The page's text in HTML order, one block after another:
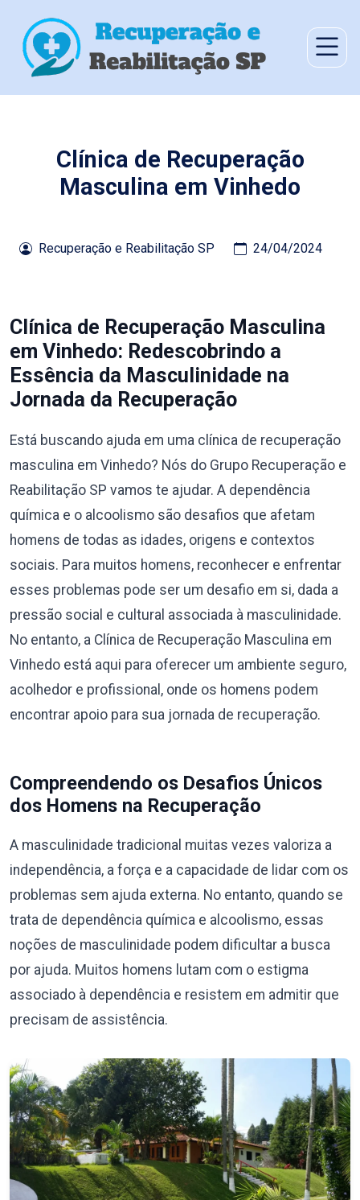
Clínica de Recuperação
Masculina em Vinhedo
Recuperação e Reabilitação SP 24/04/2024
Clínica de Recuperação Masculina
em Vinhedo: Redescobrindo a
Essência da Masculinidade na
Jornada da Recuperação
Está buscando ajuda em uma clínica de recuperação
masculina em Vinhedo? Nós do Grupo Recuperação e
Reabilitação SP vamos te ajudar. A dependência
química e o alcoolismo são desafios que afetam
homens de todas as idades, origens e contextos
sociais. Para muitos homens, reconhecer e enfrentar
esses problemas pode ser um desafio em si, dada a
pressão social e cultural associada à masculinidade.
No entanto, a Clínica de Recuperação Masculina em
Vinhedo está aqui para oferecer um ambiente seguro,
acolhedor e profissional, onde os homens podem
encontrar apoio para sua jornada de recuperação.
Compreendendo os Desafios Únicos
dos Homens na Recuperação
A masculinidade tradicional muitas vezes valoriza a
independência, a força e a capacidade de lidar com os
problemas sem ajuda externa. No entanto, quando se
trata de dependência química e alcoolismo, essas
noções de masculinidade podem dificultar a busca
por ajuda. Muitos homens lutam com o estigma
associado à dependência e resistem em admitir que
precisam de assistência.